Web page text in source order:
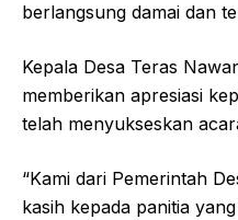
berlangsung damai dan
Kepala Desa Teras
memberikan apresiasi
telah menyukseskan
“Kami dari Pemerintah
kasih kepada panitia